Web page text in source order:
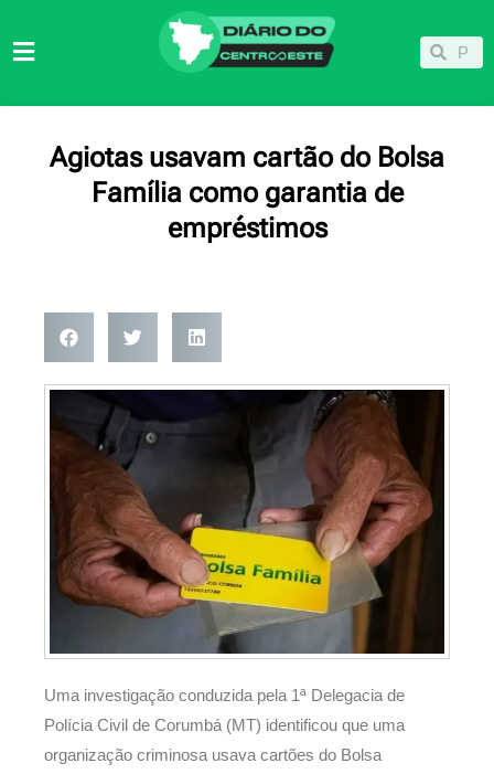
para
Pesquisar
Agiotas usavam cartão do Bolsa
Família como garantia de
empréstimos
Uma investigação conduzida pela 1ª Delegacia de
Polícia Civil de Corumbá (MT) identificou que uma
organização criminosa usava cartões do Bolsa